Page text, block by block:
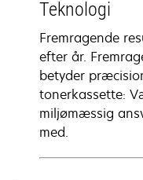
Teknologi
Fremragende
efter år.
betyder
tonerkassette:
miljømæssig
med.